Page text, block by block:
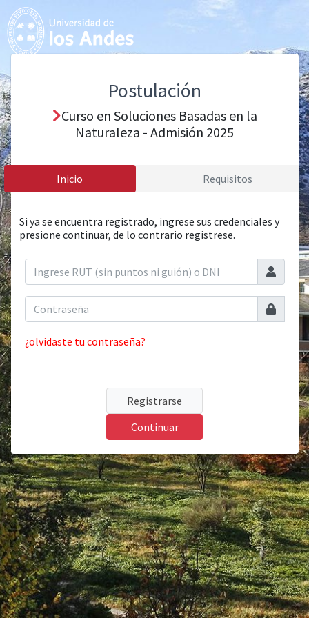
Postulación
Curso en Soluciones Basadas en la
Naturaleza - Admisión 2025
Inicio Requisitos
Si ya se encuentra registrado, ingrese sus credenciales y
presione continuar, de lo contrario registrese.
¿olvidaste tu contraseña?
Registrarse
Continuar